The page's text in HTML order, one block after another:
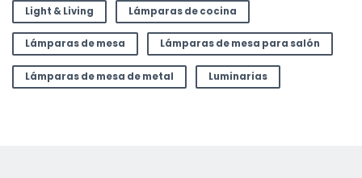
Light & Living Lámparas de cocina
Lámparas de mesa Lámparas de mesa para salón
Lámparas de mesa de metal Luminarias